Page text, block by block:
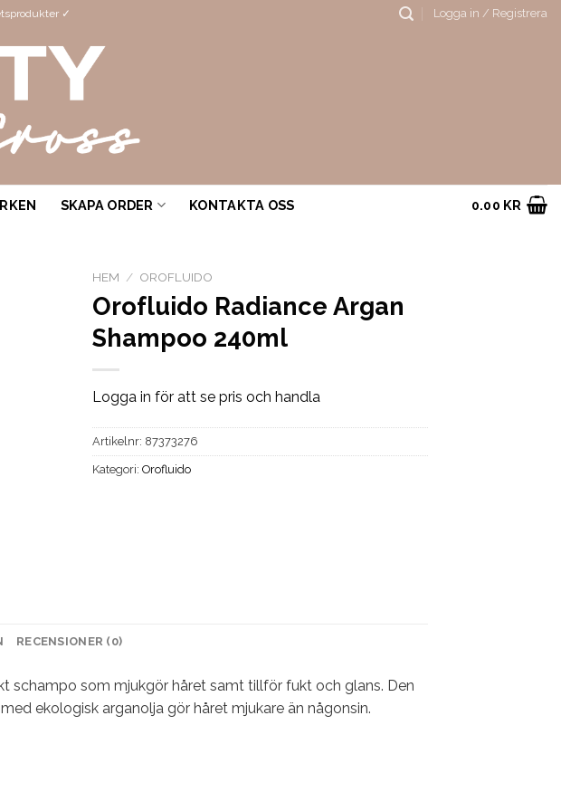
✓ Logga in / Registrera
SKAPA ORDER KONTAKTA OSS 0.00 KR
HEM / OROFLUIDO
Orofluido Radiance Argan
Shampoo 240ml
Logga in för att se pris och handla
Artikelnr: 87373276
Kategori:Orofluido
RECENSIONER (0)
schampo som mjukgör håret samt tillför fukt och glans. Den
ekologisk arganolja gör håret mjukare än någonsin.